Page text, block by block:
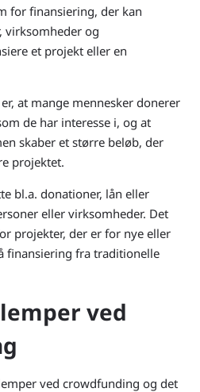
for finansiering, der kan
virksomheder og
et projekt eller en
at mange mennesker donerer
de har interesse i, og at
skaber et større beløb, der
projektet.
bl.a. donationer, lån eller
eller virksomheder. Det
projekter, der er for nye eller
finansiering fra traditionelle
ved
ved crowdfunding og det